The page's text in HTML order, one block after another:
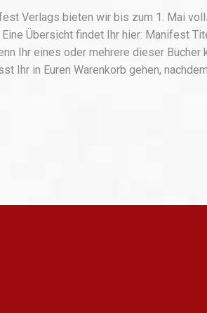
Verlags bieten wir bis zum 1. Mai
Übersicht findet Ihr hier: Manifest
Ihr eines oder mehrere dieser Bücher
Ihr in Euren Warenkorb gehen,